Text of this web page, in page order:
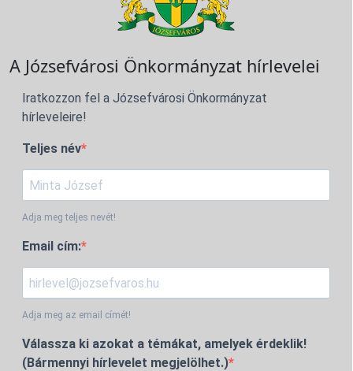
A Józsefvárosi Önkormányzat hírlevelei
Iratkozzon fel a Józsefvárosi Önkormányzat
hírleveleire!
Teljes név
Adja meg teljes nevét!
Email cím:
Adja meg az email címét!
Válassza ki azokat a témákat, amelyek érdeklik!
(Bármennyi hírlevelet megjelölhet.)